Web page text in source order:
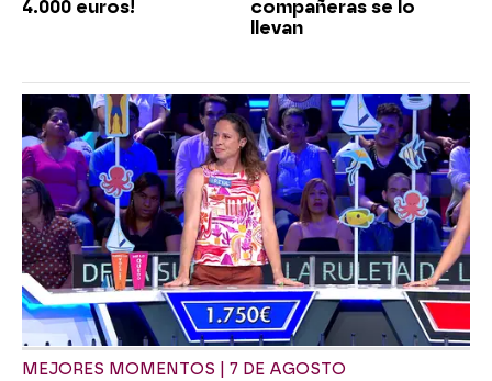
4.000 euros!
compañeras se lo
llevan
MEJORES MOMENTOS | 7 DE AGOSTO